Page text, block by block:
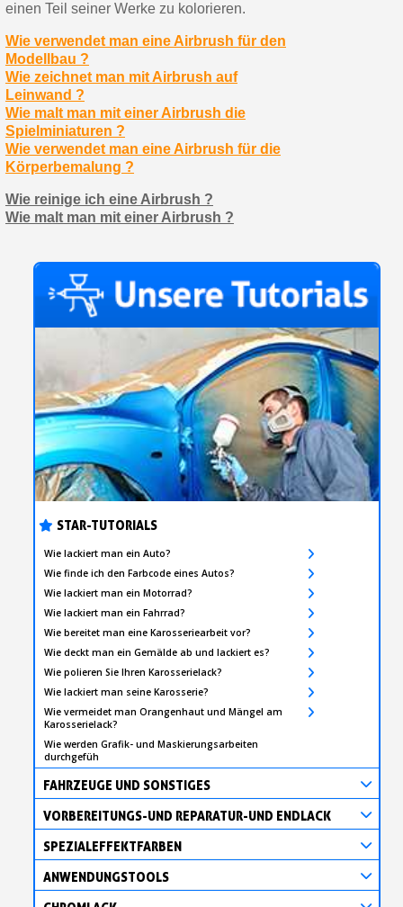
STAR-TUTORIALS
Wie lackiert man ein Auto?
Wie finde ich den Farbcode eines Autos?
Wie lackiert man ein Motorrad?
Wie lackiert man ein Fahrrad?
Wie bereitet man eine Karosseriearbeit vor?
Wie deckt man ein Gemälde ab und lackiert es?
Wie polieren Sie Ihren Karosserielack?
Wie lackiert man seine Karosserie?
Wie vermeidet man Orangenhaut und Mängel am
Karosserielack?
Wie werden Grafik- und Maskierungsarbeiten
durchgefüh
FAHRZEUGE UND SONSTIGES
VORBEREITUNGS-UND REPARATUR-UND ENDLACK
SPEZIALEFFEKTFARBEN
ANWENDUNGSTOOLS
einen Teil seiner Werke zu kolorieren.
Wie verwendet man eine Airbrush für den
Modellbau ?
Wie zeichnet man mit Airbrush auf
Leinwand ?
Wie malt man mit einer Airbrush die
Spielminiaturen ?
Wie verwendet man eine Airbrush für die
Körperbemalung ?
Wie reinige ich eine Airbrush ?
Wie malt man mit einer Airbrush ?